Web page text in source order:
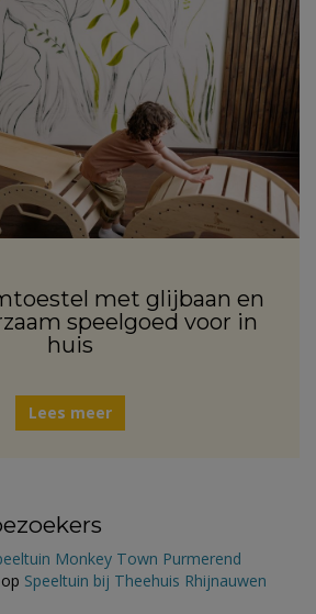
met glijbaan en
speelgoed voor in
huis
Lees meer
Monkey Town Purmerend
op Speeltuin bij Theehuis Rhijnauwen